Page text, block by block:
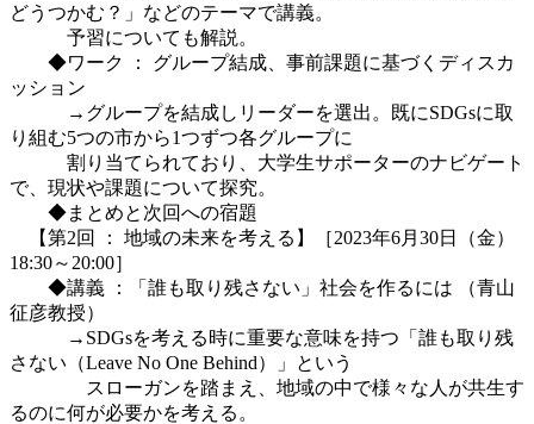
どうつかむ？」などのテーマで講義。
予習についても解説。
◆ワーク ： グループ結成、事前課題に基づくディスカ
ッション
→グループを結成しリーダーを選出。既にSDGsに取
り組む5つの市から1つずつ各グループに
割り当てられており、大学生サポーターのナビゲート
で、現状や課題について探究。
◆まとめと次回への宿題
【第2回 ： 地域の未来を考える】［2023年6月30日（金）
18:30～20:00］
◆講義 ：「誰も取り残さない」社会を作るには （青山
征彦教授）
→SDGsを考える時に重要な意味を持つ「誰も取り残
さない（Leave No One Behind）」という
スローガンを踏まえ、地域の中で様々な人が共生す
るのに何が必要かを考える。